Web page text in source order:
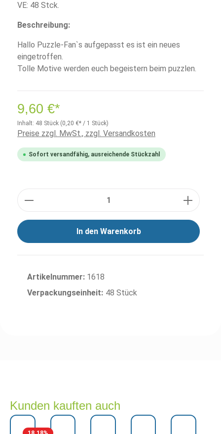
VE: 48 Stck.
Beschreibung:
Hallo Puzzle-Fan`s aufgepasst es ist ein neues
eingetroffen.
Tolle Motive werden euch begeistern beim puzzlen.
9,60 €*
Inhalt: 48 Stück (0,20 €* / 1 Stück)
Preise zzgl. MwSt., zzgl. Versandkosten
Sofort versandfähig, ausreichende Stückzahl
In den Warenkorb
Artikelnummer: 1618
Verpackungseinheit: 48 Stück
Kunden kauften auch